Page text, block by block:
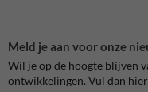
Meld je aan voor onze
Wil je op de hoogte blijven
ontwikkelingen. Vul dan